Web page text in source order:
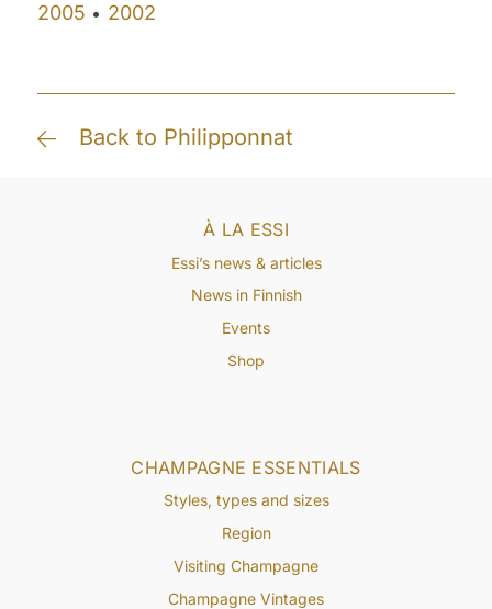
2005 • 2002
Back to Philipponnat
CHAMPAGNE ESSENTIALS
Styles, types and sizes
Region
Visiting Champagne
Champagne Vintages
À LA ESSI
Essi’s news & articles
News in Finnish
Events
Shop